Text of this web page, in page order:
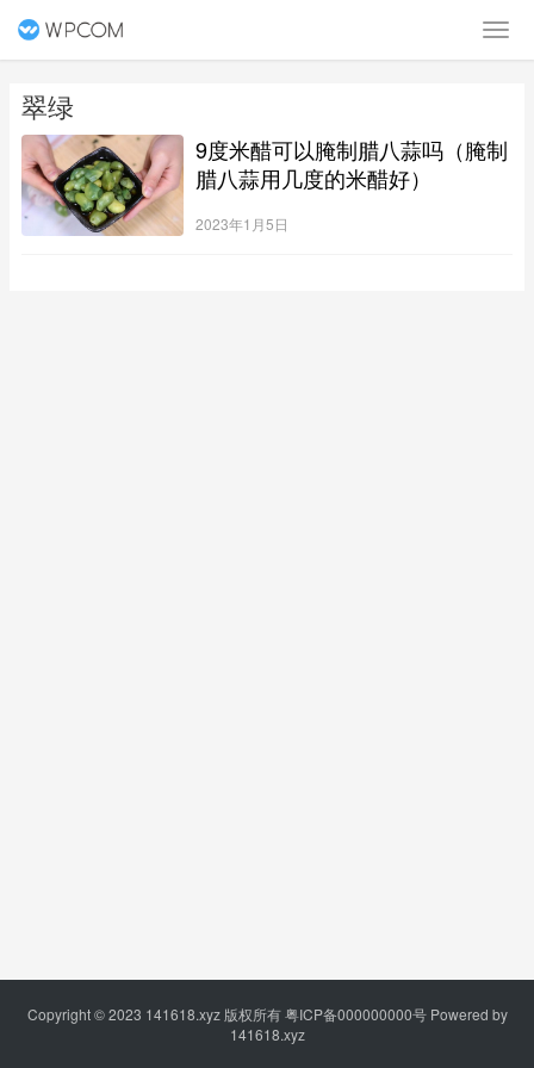
翠绿
9度米醋可以腌制腊八蒜吗（腌制
腊八蒜用几度的米醋好）
2023年1月5日
Copyright © 2023 141618.xyz版权所有粤ICP备000000000号Powered by
141618.xyz